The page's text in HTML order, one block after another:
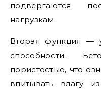
подвергаются
нагрузкам.
Вторая функция —
способности.
пористостью, что
впитывать влагу